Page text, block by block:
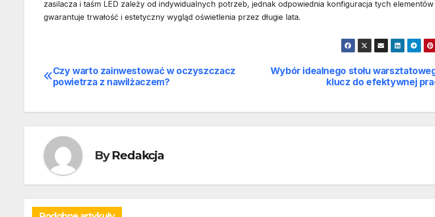
zasilacza i taśm LED zależy od indywidualnych potrzeb, jednak odpowiednia konfiguracja tych elementów
gwarantuje trwałość i estetyczny wygląd oświetlenia przez długie lata.
Nawigacja
Wybór idealnego stołu
klucz do efektywnej
Czy warto zainwestować w oczyszczacz
powietrza z nawilżaczem?
ByRedakcja